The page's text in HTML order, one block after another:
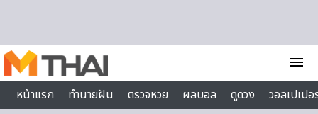
menu
หน้าแรก
ทำนายฝัน ตรวจหวย ผลบอล ดูดวง
วอลเปเป